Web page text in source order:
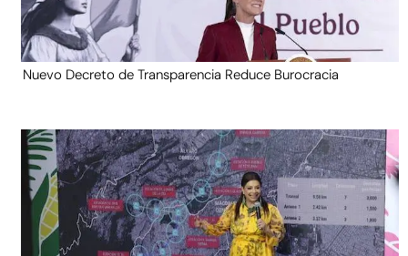
Nuevo Decreto de Transparencia Reduce Burocracia